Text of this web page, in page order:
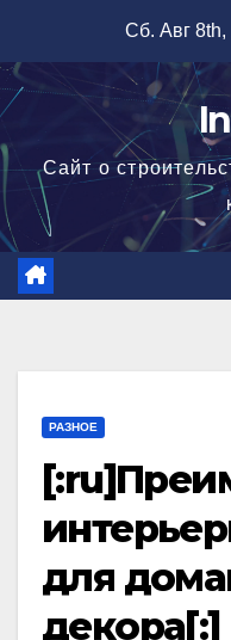
содержимому
Сб. Авг 8th,
Сайт о
РАЗНОЕ
для
декора[:]